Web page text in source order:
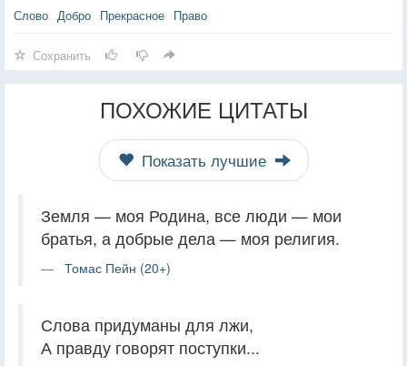
Слово Добро Прекрасное Право
Сохранить
ПОХОЖИЕ ЦИТАТЫ
Показать лучшие
Земля — моя Родина, все люди — мои
братья, а добрые дела — моя религия.
Томас Пейн (20+)
Слова придуманы для лжи,
А правду говорят поступки...